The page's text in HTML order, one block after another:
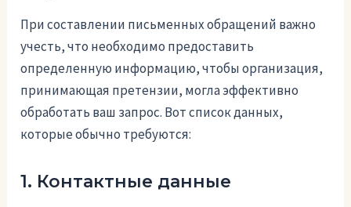
При составлении письменных обращений важно
учесть, что необходимо предоставить
определенную информацию, чтобы организация,
принимающая претензии, могла эффективно
обработать ваш запрос. Вот список данных,
которые обычно требуются:
1. Контактные данные